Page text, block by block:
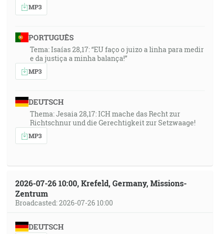
MP3
PORTUGUÊS
Tema: Isaías 28,17: “EU faço o juizo a linha para medir
e da justiça a minha balança!”
MP3
DEUTSCH
Thema: Jesaia 28,17: ICH mache das Recht zur
Richtschnur und die Gerechtigkeit zur Setzwaage!
MP3
2026-07-26 10:00, Krefeld, Germany, Missions-
Zentrum
Broadcasted: 2026-07-26 10:00
DEUTSCH